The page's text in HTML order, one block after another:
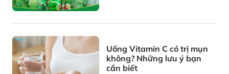
Uống Vitamin C có trị mụn
không? Những lưu ý bạn
cần biết